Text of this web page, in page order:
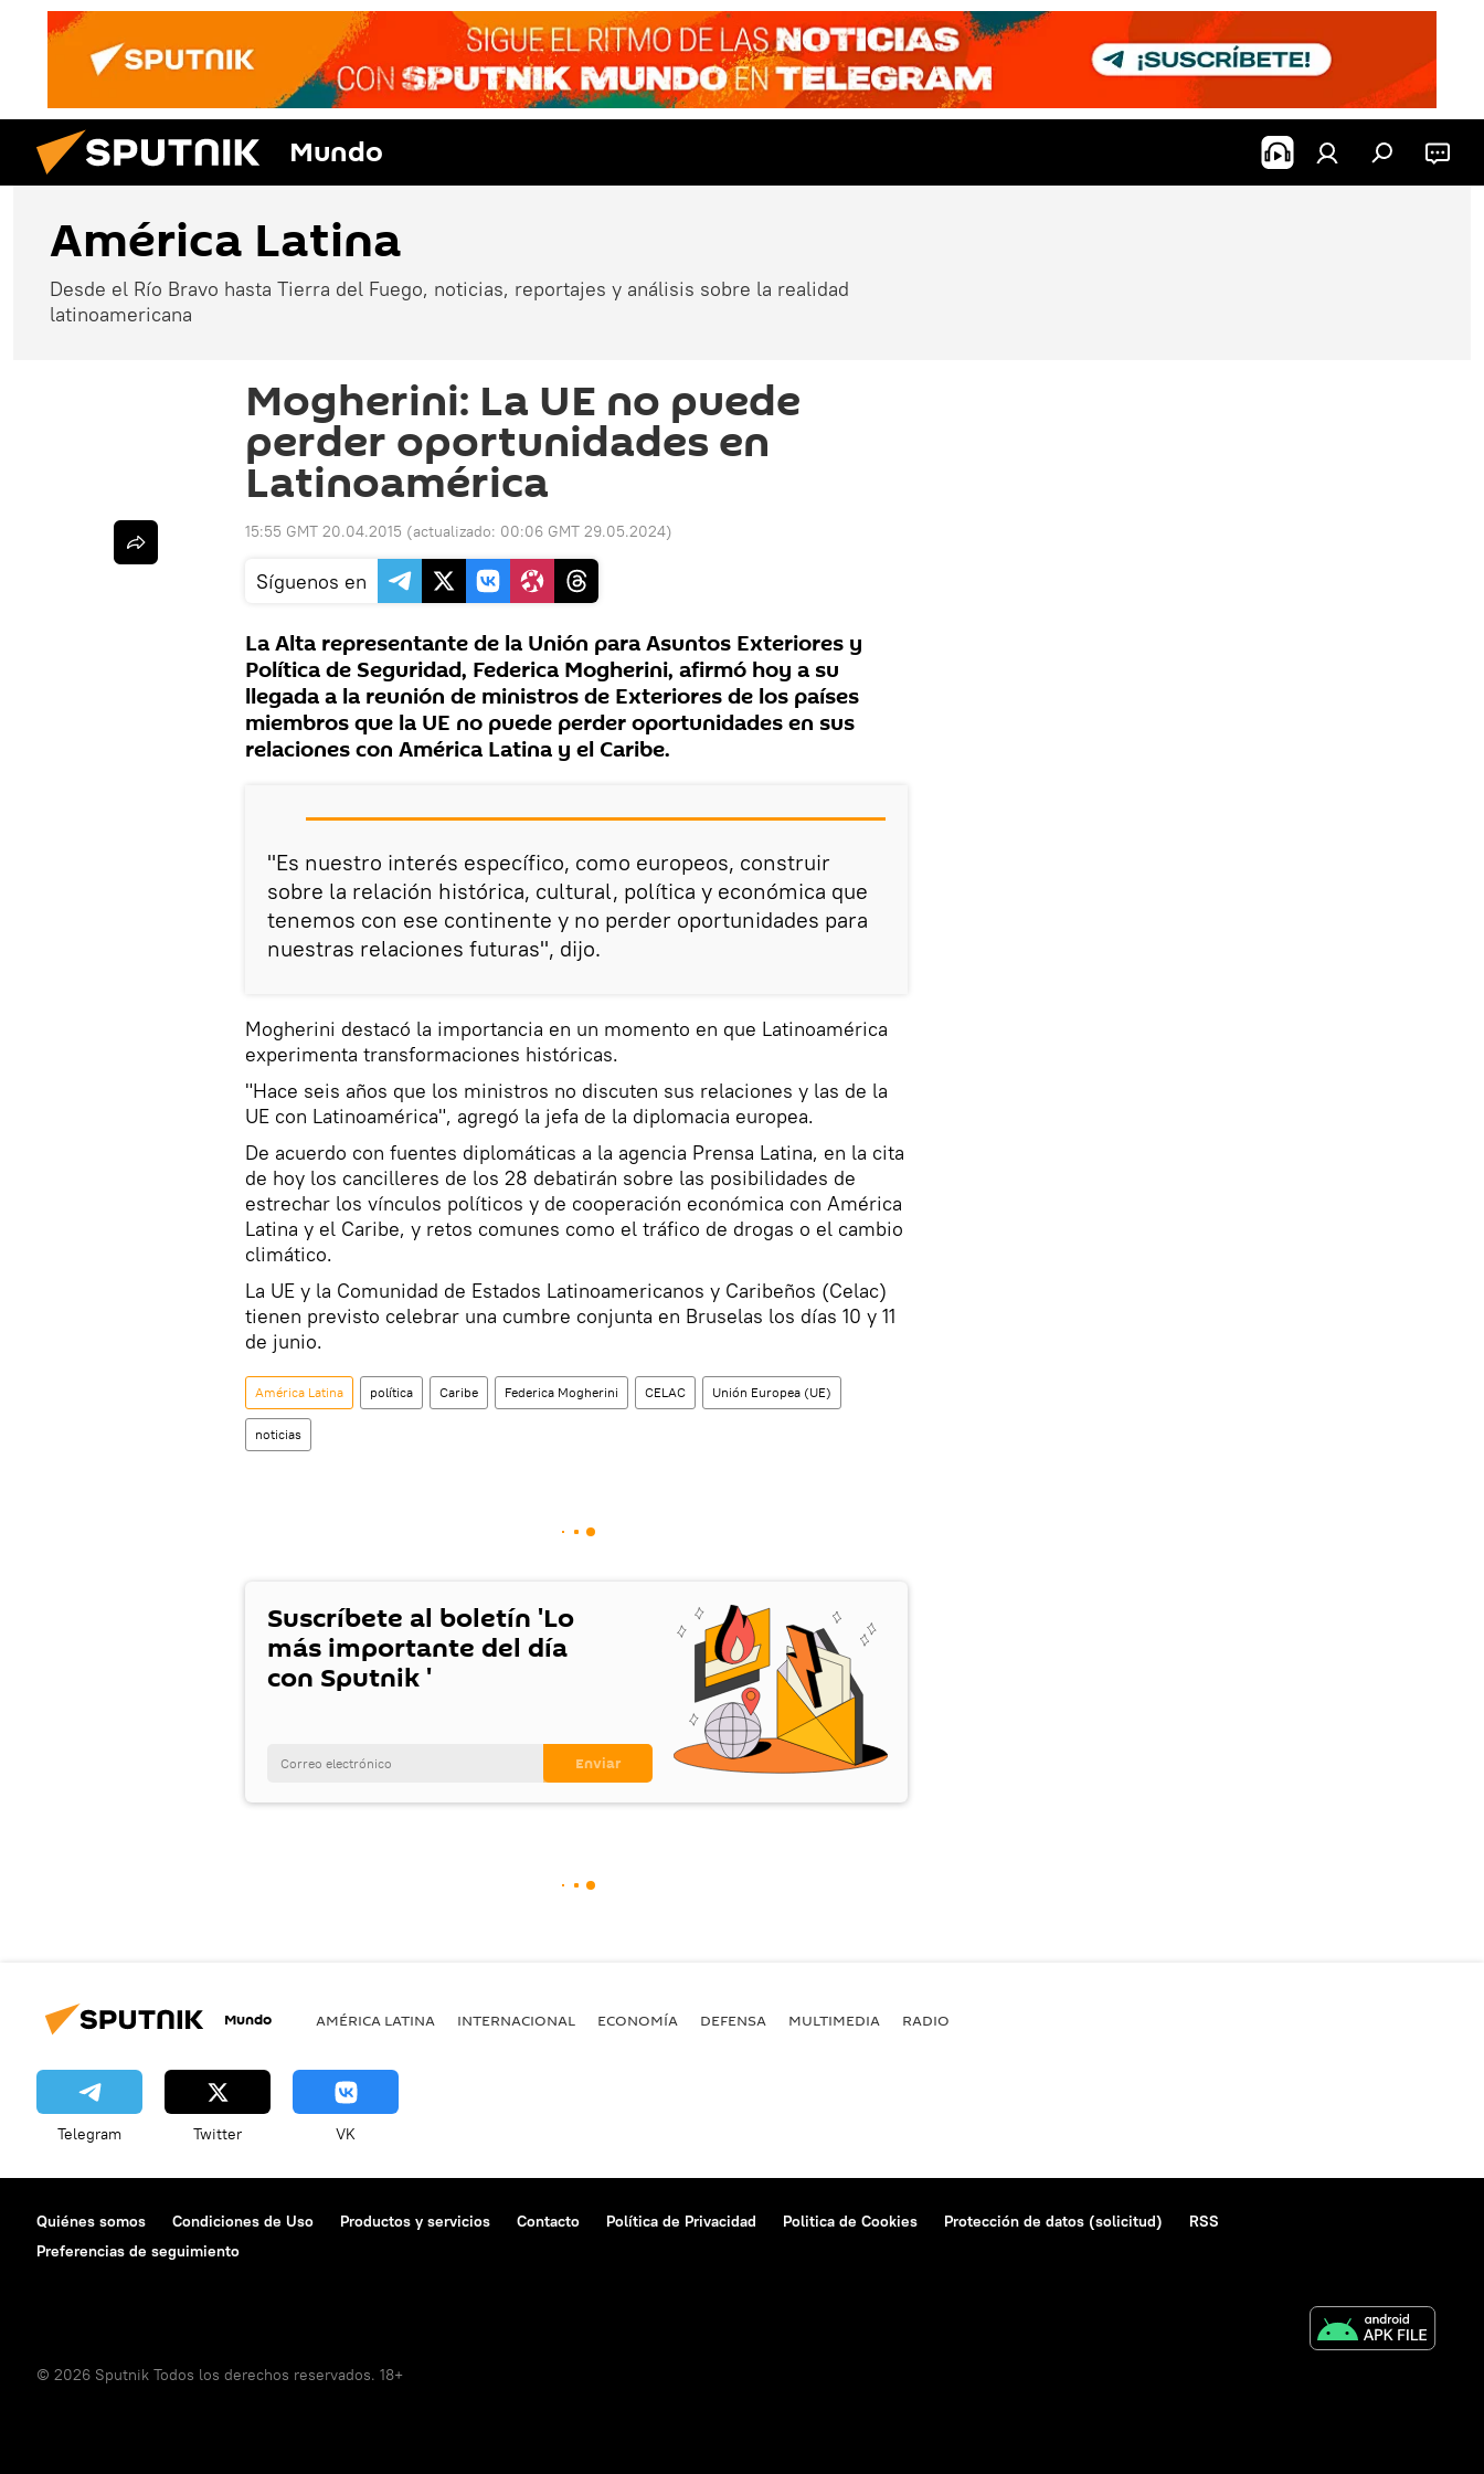
Mundo
América Latina
Desde el Río Bravo hasta Tierra del Fuego, noticias, reportajes y análisis sobre la realidad
latinoamericana
Mogherini: La UE no puede
perder oportunidades en
Latinoamérica
15:55 GMT 20.04.2015 (actualizado: 00:06 GMT 29.05.2024)
Síguenos en
La Alta representante de la Unión para Asuntos Exteriores y
Política de Seguridad, Federica Mogherini, afirmó hoy a su
llegada a la reunión de ministros de Exteriores de los países
miembros que la UE no puede perder oportunidades en sus
relaciones con América Latina y el Caribe.
"Es nuestro interés específico, como europeos, construir
sobre la relación histórica, cultural, política y económica que
tenemos con ese continente y no perder oportunidades para
nuestras relaciones futuras", dijo.
Mogherini destacó la importancia en un momento en que Latinoamérica
experimenta transformaciones históricas.
"Hace seis años que los ministros no discuten sus relaciones y las de la
UE con Latinoamérica", agregó la jefa de la diplomacia europea.
De acuerdo con fuentes diplomáticas a la agencia Prensa Latina, en la cita
de hoy los cancilleres de los 28 debatirán sobre las posibilidades de
estrechar los vínculos políticos y de cooperación económica con América
Latina y el Caribe, y retos comunes como el tráfico de drogas o el cambio
climático.
La UE y la Comunidad de Estados Latinoamericanos y Caribeños (Celac)
tienen previsto celebrar una cumbre conjunta en Bruselas los días 10 y 11
de junio.
América Latina política Caribe Federica Mogherini CELAC Unión Europea (UE)
noticias
Suscríbete al boletín 'Lo
más importante del día
con Sputnik '
Mundo AMÉRICA LATINA INTERNACIONAL ECONOMÍA DEFENSA MULTIMEDIA RADIO
Telegram Twitter VK
Quiénes somos Condiciones de Uso Productos y servicios Contacto Política de Privacidad Politica de Cookies Protección de datos (solicitud)
RSS
Preferencias de seguimiento
© 2026 Sputnik Todos los derechos reservados. 18+